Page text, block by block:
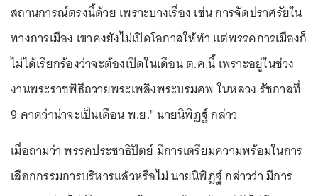
สถานการณ์ตรงนี้ด้วย เพราะบางเรื่อง เช่น การจัดปราศรัยใน
ทางการเมือง เขาคงยังไม่เปิดโอกาสให้ทำ แต่พรรคการเมืองก็
ไม่ได้เรียกร้องว่าจะต้องเปิดในเดือน ต.ค.นี้ เพราะอยู่ในช่วง
งานพระราชพิธีถวายพระเพลิงพระบรมศพ ในหลวง รัชกาลที่
9 คาดว่าน่าจะเป็นเดือน พ.ย." นายนิพิฏฐ์ กล่าว
เมื่อถามว่า พรรคประชาธิปัตย์ มีการเตรียมความพร้อมในการ
เลือกกรรมการบริหารแล้วหรือไม่ นายนิพิฏฐ์ กล่าวว่า มีการ